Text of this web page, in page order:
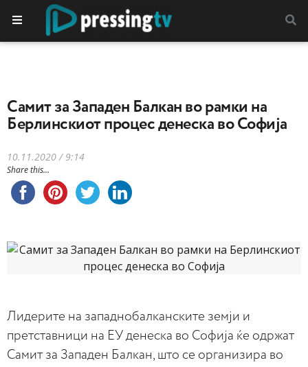
Самит за Западен Балкан во рамки на
Берлинскиот процес денеска во Софија
10.11.2020 / 9:14
Share this...
Лидерите на западнобалканските земји и
претставници на ЕУ денеска во Софија ќе одржат
Самит за Западен Балкан, што се организира во